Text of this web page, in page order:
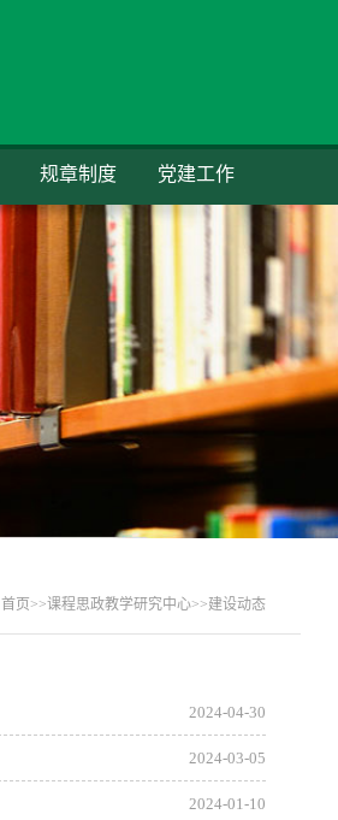
规章制度 党建工作
首页 >>课程思政教学研究中心>>建设动态
2024-04-30
2024-03-05
2024-01-10